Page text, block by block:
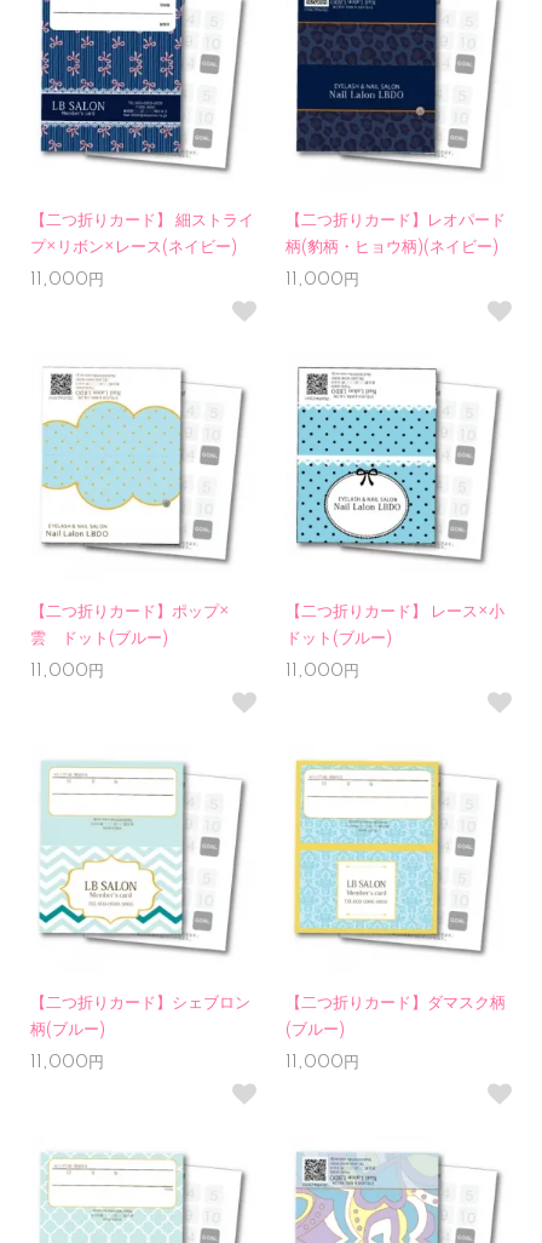
【二つ折りカード】 細ストライ
プ×リボン×レース(ネイビー)
11,000円
【二つ折りカード】レオパード
柄(豹柄・ヒョウ柄)(ネイビー)
11,000円
【二つ折りカード】ポップ×
雲 ドット(ブルー)
11,000円
【二つ折りカード】 レース×小
ドット(ブルー)
11,000円
【二つ折りカード】シェブロン
柄(ブルー)
11,000円
【二つ折りカード】ダマスク柄
(ブルー)
11,000円